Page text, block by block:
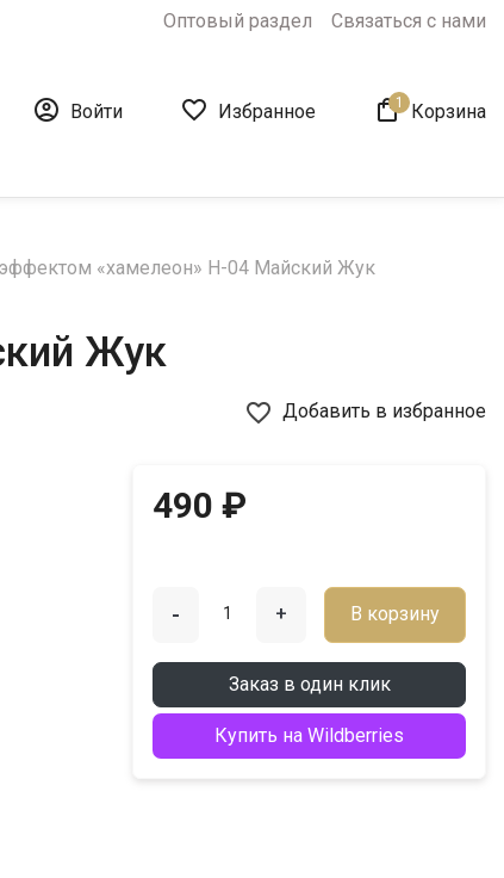
Оптовый раздел Связаться с нами
 Войти  Избранное  Корзина
1
«хамелеон» H-04 Майский Жук
Жук
favorite_border Добавить в избранное
490 ₽
- + В корзину
Заказ в один клик
Купить на Wildberries